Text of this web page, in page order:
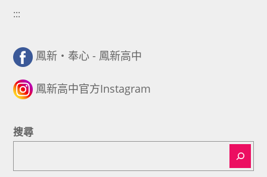
:::
鳳新・奉心 - 鳳新高中
鳳新高中官方Instagram
搜尋